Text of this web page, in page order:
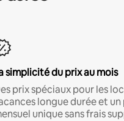
simplicité du prix au mois
prix spéciaux pour les
longue durée et
unique sans frais